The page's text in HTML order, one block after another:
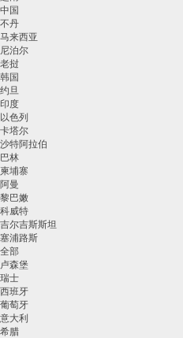
中国
不丹
马来西亚
尼泊尔
老挝
韩国
约旦
印度
以色列
卡塔尔
沙特阿拉伯
巴林
柬埔寨
阿曼
黎巴嫩
科威特
吉尔吉斯斯坦
塞浦路斯
全部
卢森堡
瑞士
西班牙
葡萄牙
意大利
希腊